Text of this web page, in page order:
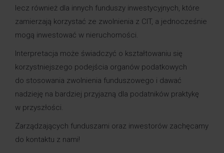
lecz również dla innych funduszy inwestycyjnych, które
zamierzają korzystać ze zwolnienia z CIT, a jednocześnie
mogą inwestować w nieruchomości.
Interpretacja może świadczyć o kształtowaniu się
korzystniejszego podejścia organów podatkowych
do stosowania zwolnienia funduszowego i dawać
nadzieję na bardziej przyjazną dla podatników praktykę
w przyszłości.
Zarządzających funduszami oraz inwestorów zachęcamy
do kontaktu z nami!